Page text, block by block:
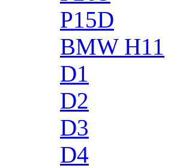
P15D
BMW H11
D1
D2
D3
D4